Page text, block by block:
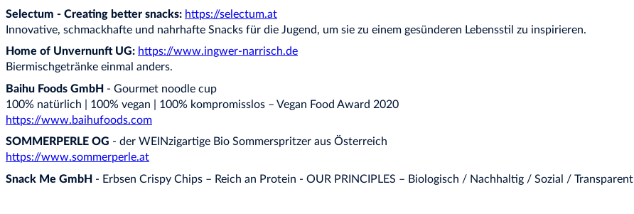
Selectum - Creating better snacks: https://selectum.at
Innovative, schmackhafte und nahrhafte Snacks für die Jugend, um sie zu einem gesünderen Lebensstil zu inspirieren.
Home of Unvernunft UG: https://www.ingwer-narrisch.de
Biermischgetränke einmal anders.
Baihu Foods GmbH - Gourmet noodle cup
100% natürlich | 100% vegan | 100% kompromisslos – Vegan Food Award 2020
https://www.baihufoods.com
SOMMERPERLE OG - der WEINzigartige Bio Sommerspritzer aus Österreich
https://www.sommerperle.at
Snack Me GmbH - Erbsen Crispy Chips – Reich an Protein - OUR PRINCIPLES – Biologisch / Nachhaltig / Sozial / Transparent